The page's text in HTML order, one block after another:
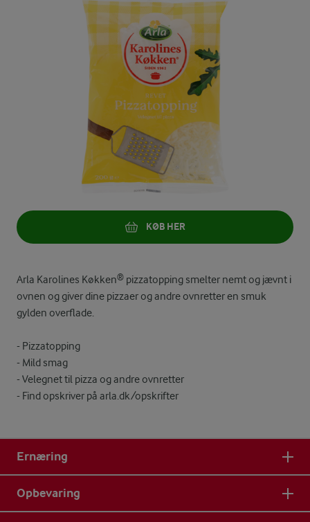
KØB HER
Arla Karolines Køkken® pizzatopping smelter nemt og jævnt i
ovnen og giver dine pizzaer og andre ovnretter en smuk
gylden overflade.
- Pizzatopping
- Mild smag
- Velegnet til pizza og andre ovnretter
- Find opskriver på arla.dk/opskrifter
Ernæring
Opbevaring